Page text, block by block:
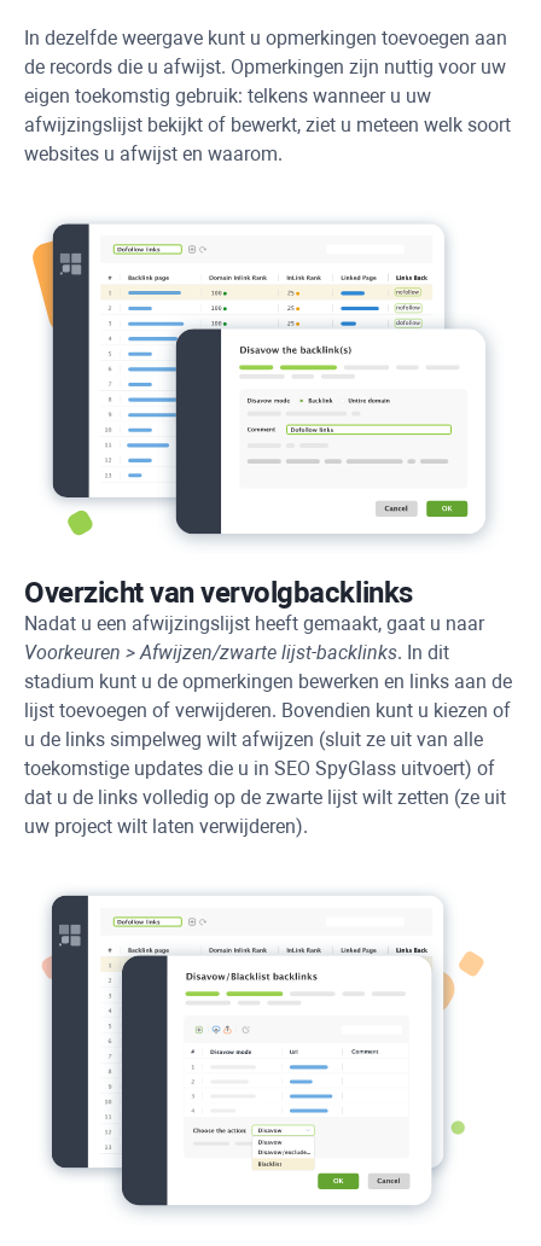
In dezelfde weergave kunt u opmerkingen toevoegen aan
de records die u afwijst. Opmerkingen zijn nuttig voor uw
eigen toekomstig gebruik: telkens wanneer u uw
afwijzingslijst bekijkt of bewerkt, ziet u meteen welk soort
websites u afwijst en waarom.
Overzicht van vervolgbacklinks
Nadat u een afwijzingslijst heeft gemaakt, gaat u naar
Voorkeuren > Afwijzen/zwarte lijst-backlinks. In dit
stadium kunt u de opmerkingen bewerken en links aan de
lijst toevoegen of verwijderen. Bovendien kunt u kiezen of
u de links simpelweg wilt afwijzen (sluit ze uit van alle
toekomstige updates die u in SEO SpyGlass uitvoert) of
dat u de links volledig op de zwarte lijst wilt zetten (ze uit
uw project wilt laten verwijderen).